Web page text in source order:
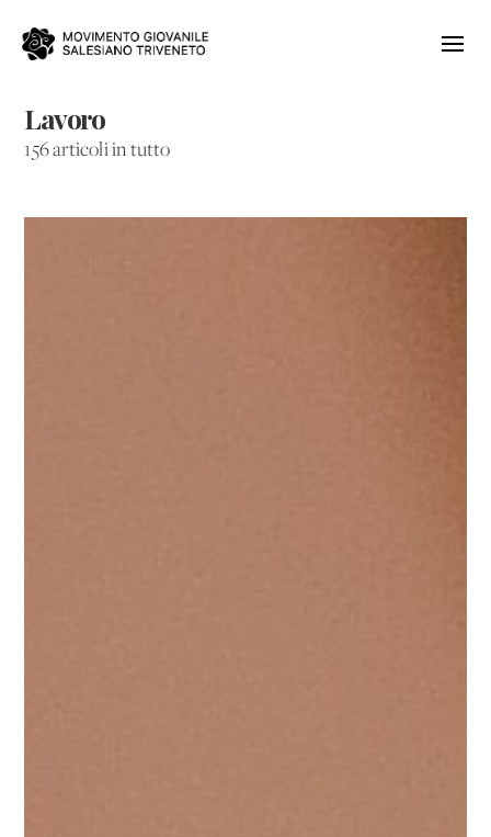
Lavoro
156 articoli in tutto